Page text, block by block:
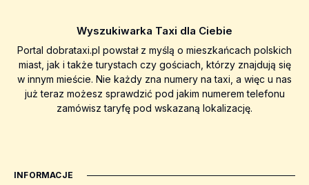
Wyszukiwarka Taxi dla Ciebie
Portal dobrataxi.pl powstał z myślą o mieszkańcach polskich
miast, jak i także turystach czy gościach, którzy znajdują się
w innym mieście. Nie każdy zna numery na taxi, a więc u nas
już teraz możesz sprawdzić pod jakim numerem telefonu
zamówisz taryfę pod wskazaną lokalizację.
INFORMACJE